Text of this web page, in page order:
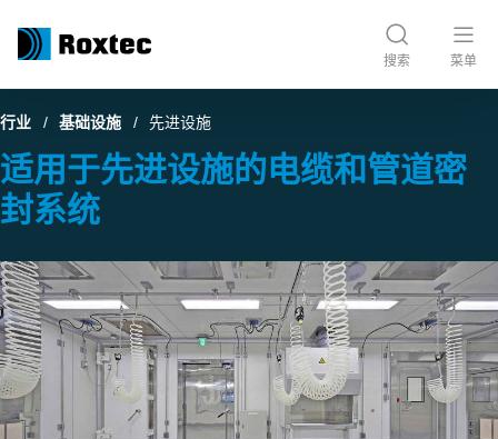
搜索 菜单
行业 基础设施 先进设施
适用于先进设施的电缆和管道密
封系统